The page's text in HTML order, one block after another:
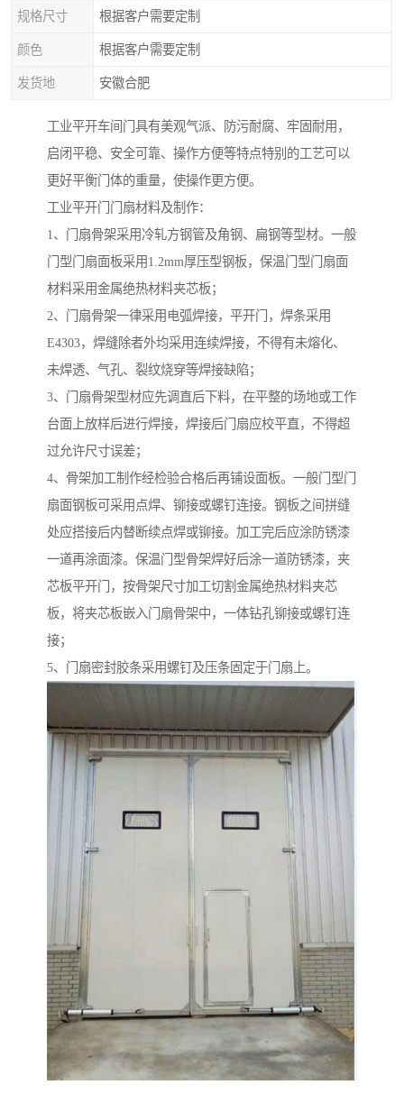
规格尺寸 根据客户需要定制
颜色 根据客户需要定制
发货地 安徽合肥
工业平开车间门具有美观气派、防污耐腐、牢固耐用，
启闭平稳、安全可靠、操作方便等特点特别的工艺可以
更好平衡门体的重量，使操作更方便。
工业平开门门扇材料及制作：
1、门扇骨架采用冷轧方钢管及角钢、扁钢等型材。一般
门型门扇面板采用1.2mm厚压型钢板，保温门型门扇面
材料采用金属绝热材料夹芯板；
2、门扇骨架一律采用电弧焊接，平开门，焊条采用
E4303，焊缝除者外均采用连续焊接，不得有未熔化、
未焊透、气孔、裂纹烧穿等焊接缺陷；
3、门扇骨架型材应先调直后下料，在平整的场地或工作
台面上放样后进行焊接，焊接后门扇应校平直，不得超
过允许尺寸误差；
4、骨架加工制作经检验合格后再铺设面板。一般门型门
扇面钢板可采用点焊、铆接或螺钉连接。钢板之间拼缝
处应搭接后内替断续点焊或铆接。加工完后应涂防锈漆
一道再涂面漆。保温门型骨架焊好后涂一道防锈漆，夹
芯板平开门，按骨架尺寸加工切割金属绝热材料夹芯
板，将夹芯板嵌入门扇骨架中，一体钻孔铆接或螺钉连
接；
5、门扇密封胶条采用螺钉及压条固定于门扇上。